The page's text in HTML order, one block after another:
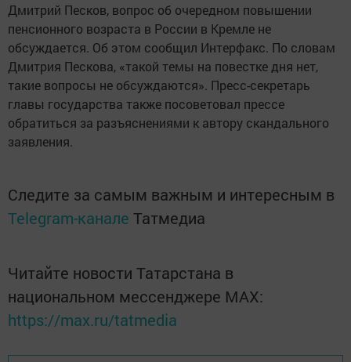
Дмитрий Песков, вопрос об очередном повышении
пенсионного возраста в России в Кремле не
обсуждается. Об этом сообщил Интерфакс. По словам
Дмитрия Пескова, «такой темы на повестке дня нет,
такие вопросы не обсуждаются». Пресс-секретарь
главы государства также посоветовал прессе
обратиться за разъяснениями к автору скандального
заявления.
Следите за самым важным и интересным в
Telegram-канале Татмедиа
Читайте новости Татарстана в
национальном мессенджере MАХ:
https://max.ru/tatmedia